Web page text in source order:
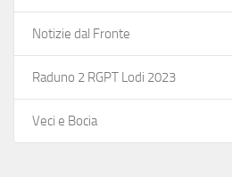
Notizie dal Fronte
Raduno 2 RGPT Lodi 2023
Veci e Bocia